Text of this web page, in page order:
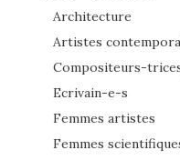
Architecture
Artistes
Compositeurs-
Ecrivain-e-s
Femmes artistes
Femmes